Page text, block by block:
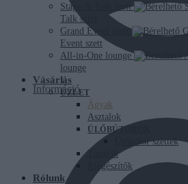
Információ
Stage & Talk szett
Talk szett
Grand Event szett
Event szett
All-in-One lounge
lounge
Vásárlás
ÜZLET
Ágyak
Asztalok
ÜLŐBÚTOROK
Ülőbútor szettek
Tárolók
Kiegészítők
Rólunk